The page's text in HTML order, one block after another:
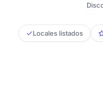
Locales listados